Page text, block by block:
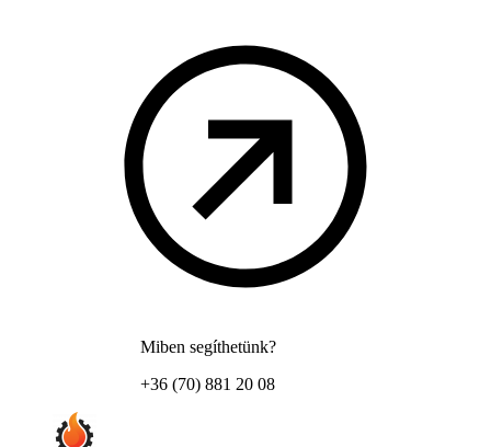
Miben segíthetünk?
+36 (70) 881 20 08